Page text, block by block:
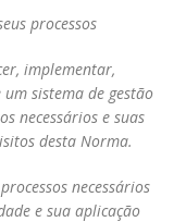
processos
implementar,
sistema de gestão
necessários e suas
sitos desta Norma.
necessários
e sua aplicação